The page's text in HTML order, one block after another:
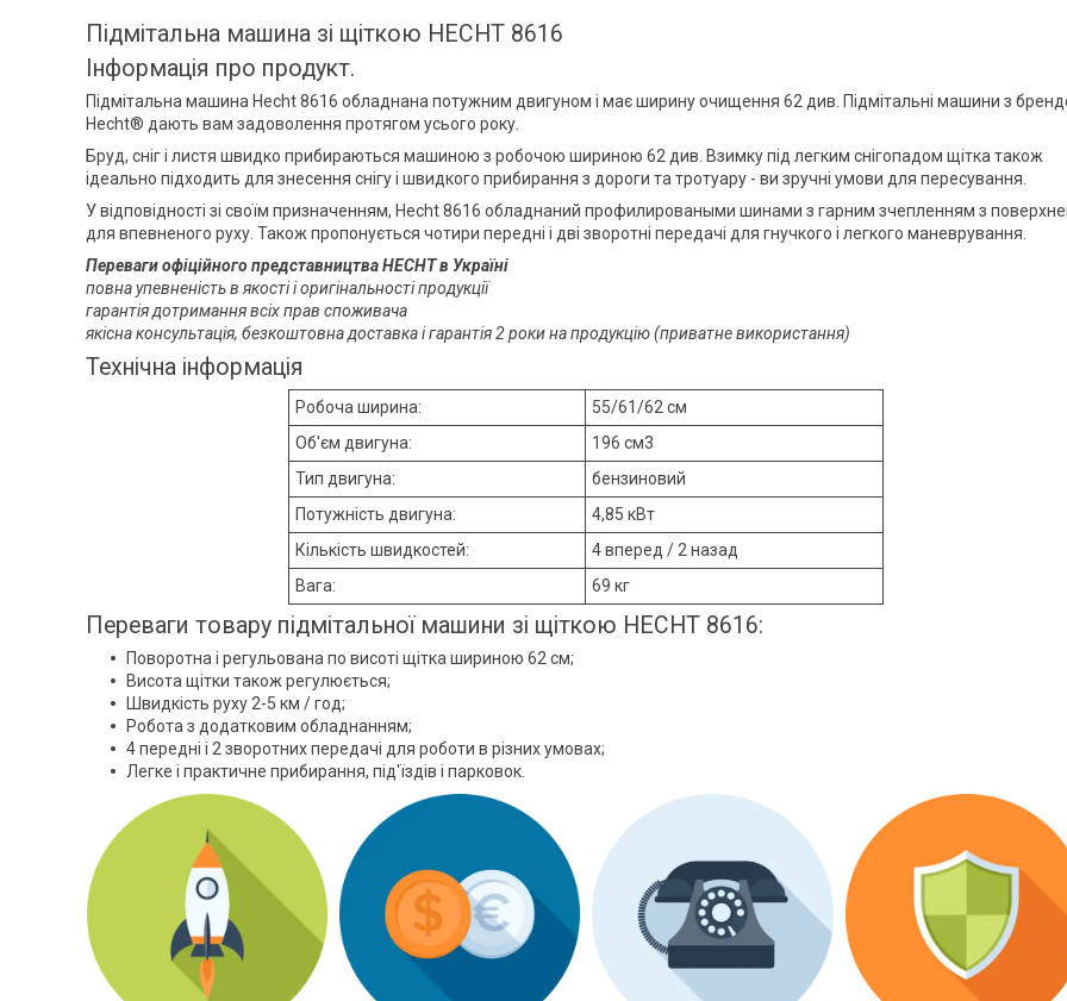
Підмітальна машина зі щіткою HECHT 8616
Інформація про продукт.
Підмітальна машина Hecht 8616 обладнана потужним двигуном і має ширину очищення 62 див. Підмітальні машини з
Hecht® дають вам задоволення протягом усього року.
Бруд, сніг і листя швидко прибираються машиною з робочою шириною 62 див. Взимку під легким снігопадом щітка також
ідеально підходить для знесення снігу і швидкого прибирання з дороги та тротуару - ви зручні умови для пересування.
У відповідності зі своїм призначенням, Hecht 8616 обладнаний профилироваными шинами з гарним зчепленням з
для впевненого руху. Також пропонується чотири передні і дві зворотні передачі для гнучкого і легкого маневрування.
Переваги офіційного представництва HECHT в Україні
повна упевненість в якості і оригінальності продукції
гарантія дотримання всіх прав споживача
якісна консультація, безкоштовна доставка і гарантія 2 роки на продукцію (приватне використання)
Технічна інформація
Робоча ширина:
55/61/62 см
Об'єм двигуна:
196 см3
Тип двигуна:
бензиновий
Потужність двигуна:
4,85 кВт
Кількість швидкостей:
4 вперед / 2 назад
Вага:
69 кг
Переваги товару підмітальної машини зі щіткою HECHT 8616:
Поворотна і регульована по висоті щітка шириною 62 см;
Висота щітки також регулюється;
Швидкість руху 2-5 км / год;
Робота з додатковим обладнанням;
4 передні і 2 зворотних передачі для роботи в різних умовах;
Легке і практичне прибирання, під'їздів і парковок.